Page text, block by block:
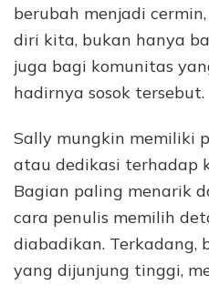
berubah menjadi
diri kita, bukan hanya
juga bagi komunitas
hadirnya sosok tersebut.
Sally mungkin memiliki
atau dedikasi terhadap
Bagian paling menarik
cara penulis memilih
diabadikan. Terkadang,
yang dijunjung tinggi,